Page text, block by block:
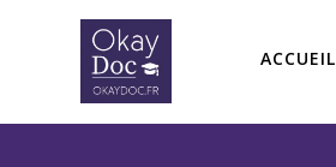
ACCUEIL